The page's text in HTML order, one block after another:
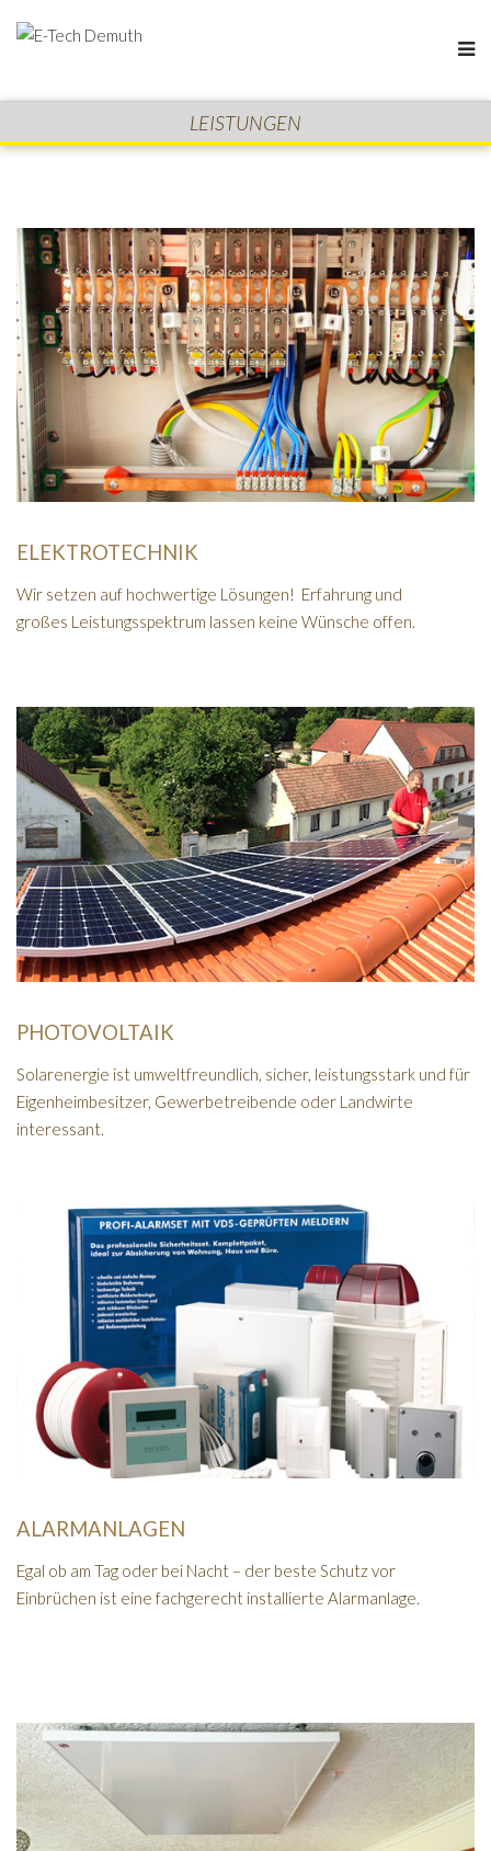
LEISTUNGEN
ELEKTROTECHNIK
Wir setzen auf hochwertige Lösungen! Erfahrung und
großes Leistungsspektrum lassen keine Wünsche offen.
PHOTOVOLTAIK
Solarenergie ist umweltfreundlich, sicher, leistungsstark und für
Eigenheimbesitzer, Gewerbetreibende oder Landwirte
interessant.
ALARMANLAGEN
Egal ob am Tag oder bei Nacht – der beste Schutz vor
Einbrüchen ist eine fachgerecht installierte Alarmanlage.